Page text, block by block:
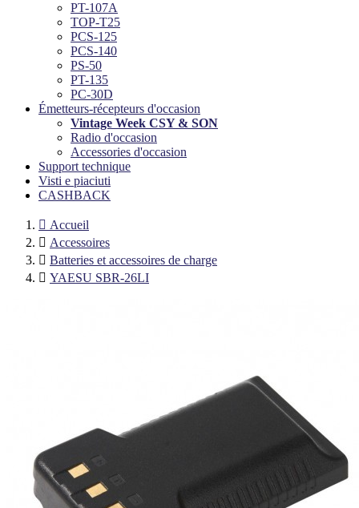
PT-107A
TOP-T25
PCS-125
PCS-140
PS-50
PT-135
PC-30D
Émetteurs-récepteurs d'occasion
Vintage Week CSY & SON
Radio d'occasion
Accessories d'occasion
Support technique
Visti e piaciuti
CASHBACK
 Accueil
 Accessoires
 Batteries et accessoires de charge
 YAESU SBR-26LI